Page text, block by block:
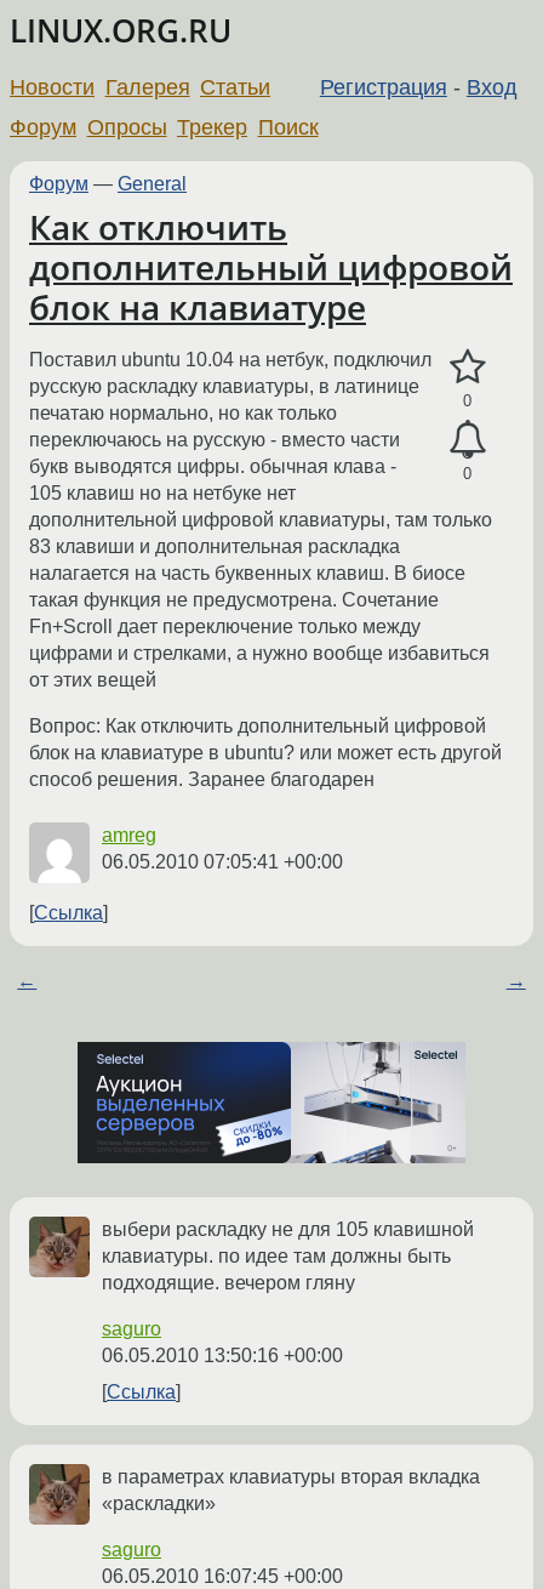
LINUX.ORG.RU
Регистрация - Вход
Новости Галерея Статьи
Форум Опросы Трекер Поиск
Форум — General
Как отключить
дополнительный цифровой
блок на клавиатуре
0
0
Поставил ubuntu 10.04 на нетбук, подключил
русскую раскладку клавиатуры, в латинице
печатаю нормально, но как только
переключаюсь на русскую - вместо части
букв выводятся цифры. обычная клава -
105 клавиш но на нетбуке нет
дополнительной цифровой клавиатуры, там только
83 клавиши и дополнительная раскладка
налагается на часть буквенных клавиш. В биосе
такая функция не предусмотрена. Сочетание
Fn+Scroll дает переключение только между
цифрами и стрелками, а нужно вообще избавиться
от этих вещей
Вопрос: Как отключить дополнительный цифровой
блок на клавиатуре в ubuntu? или может есть другой
способ решения. Заранее благодарен
amreg
06.05.2010 07:05:41 +00:00
Ссылка
← →
выбери раскладку не для 105 клавишной
клавиатуры. по идее там должны быть
подходящие. вечером гляну
saguro
06.05.2010 13:50:16 +00:00
Ссылка
в параметрах клавиатуры вторая вкладка
«раскладки»
saguro
06.05.2010 16:07:45 +00:00